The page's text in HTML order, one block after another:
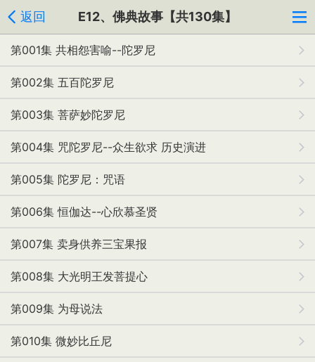
返回 E12、佛典故事【共130集】
第001集 共相怨害喻--陀罗尼
第002集 五百陀罗尼
第003集 菩萨妙陀罗尼
第004集 咒陀罗尼--众生欲求 历史演进
第005集 陀罗尼：咒语
第006集 恒伽达--心欣慕圣贤
第007集 卖身供养三宝果报
第008集 大光明王发菩提心
第009集 为母说法
第010集 微妙比丘尼